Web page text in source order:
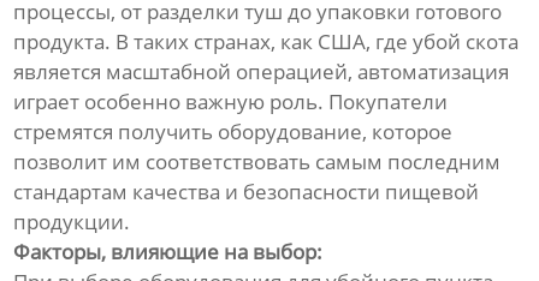
процессы, от разделки туш до упаковки готового
продукта. В таких странах, как США, где убой скота
является масштабной операцией, автоматизация
играет особенно важную роль. Покупатели
стремятся получить оборудование, которое
позволит им соответствовать самым последним
стандартам качества и безопасности пищевой
продукции.
Факторы, влияющие на выбор: